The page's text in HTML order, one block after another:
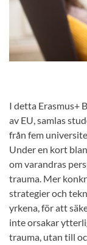
I detta Erasmus+
av EU, samlas
från fem
Under en kort
om varandras
trauma. Mer
strategier och
yrkena, för att
inte orsakar
trauma, utan till